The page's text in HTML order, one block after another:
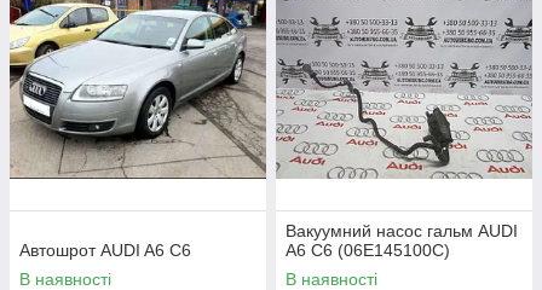
Автошрот AUDI A6 C6
В наявності
Вакуумний насос гальм AUDI
A6 C6 (06E145100C)
В наявності